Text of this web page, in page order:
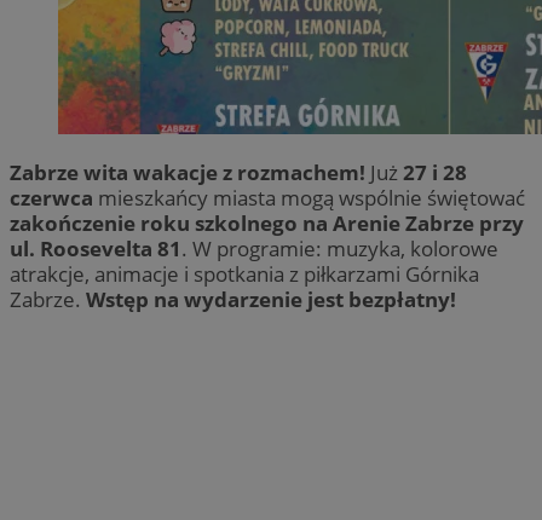
Zabrze wita wakacje z rozmachem! Już27 i 28
czerwca mieszkańcy miasta mogą wspólnie świętować
zakończenie roku szkolnego na Arenie Zabrze przy
ul. Roosevelta 81. W programie: muzyka, kolorowe
atrakcje, animacje i spotkania z piłkarzami Górnika
Zabrze. Wstęp na wydarzenie jest bezpłatny!